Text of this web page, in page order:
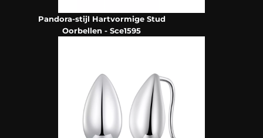
Pandora-stijl Hartvormige Stud
Oorbellen - Sce1595